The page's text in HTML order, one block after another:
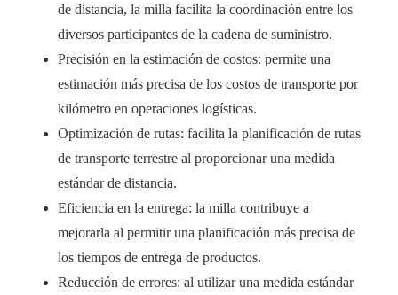
de distancia, la milla facilita la coordinación entre los
diversos participantes de la cadena de suministro.
Precisión en la estimación de costos: permite una
estimación más precisa de los costos de transporte por
kilómetro en operaciones logísticas.
Optimización de rutas: facilita la planificación de rutas
de transporte terrestre al proporcionar una medida
estándar de distancia.
Eficiencia en la entrega: la milla contribuye a
mejorarla al permitir una planificación más precisa de
los tiempos de entrega de productos.
Reducción de errores: al utilizar una medida estándar